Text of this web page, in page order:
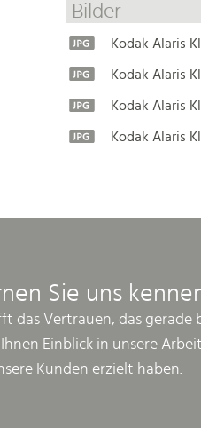
Bilder
Kodak Alaris
Kodak Alaris
Kodak Alaris
Kodak Alaris
Sie uns
das Vertrauen, das gerade
Einblick in unsere
Kunden erzielt haben.